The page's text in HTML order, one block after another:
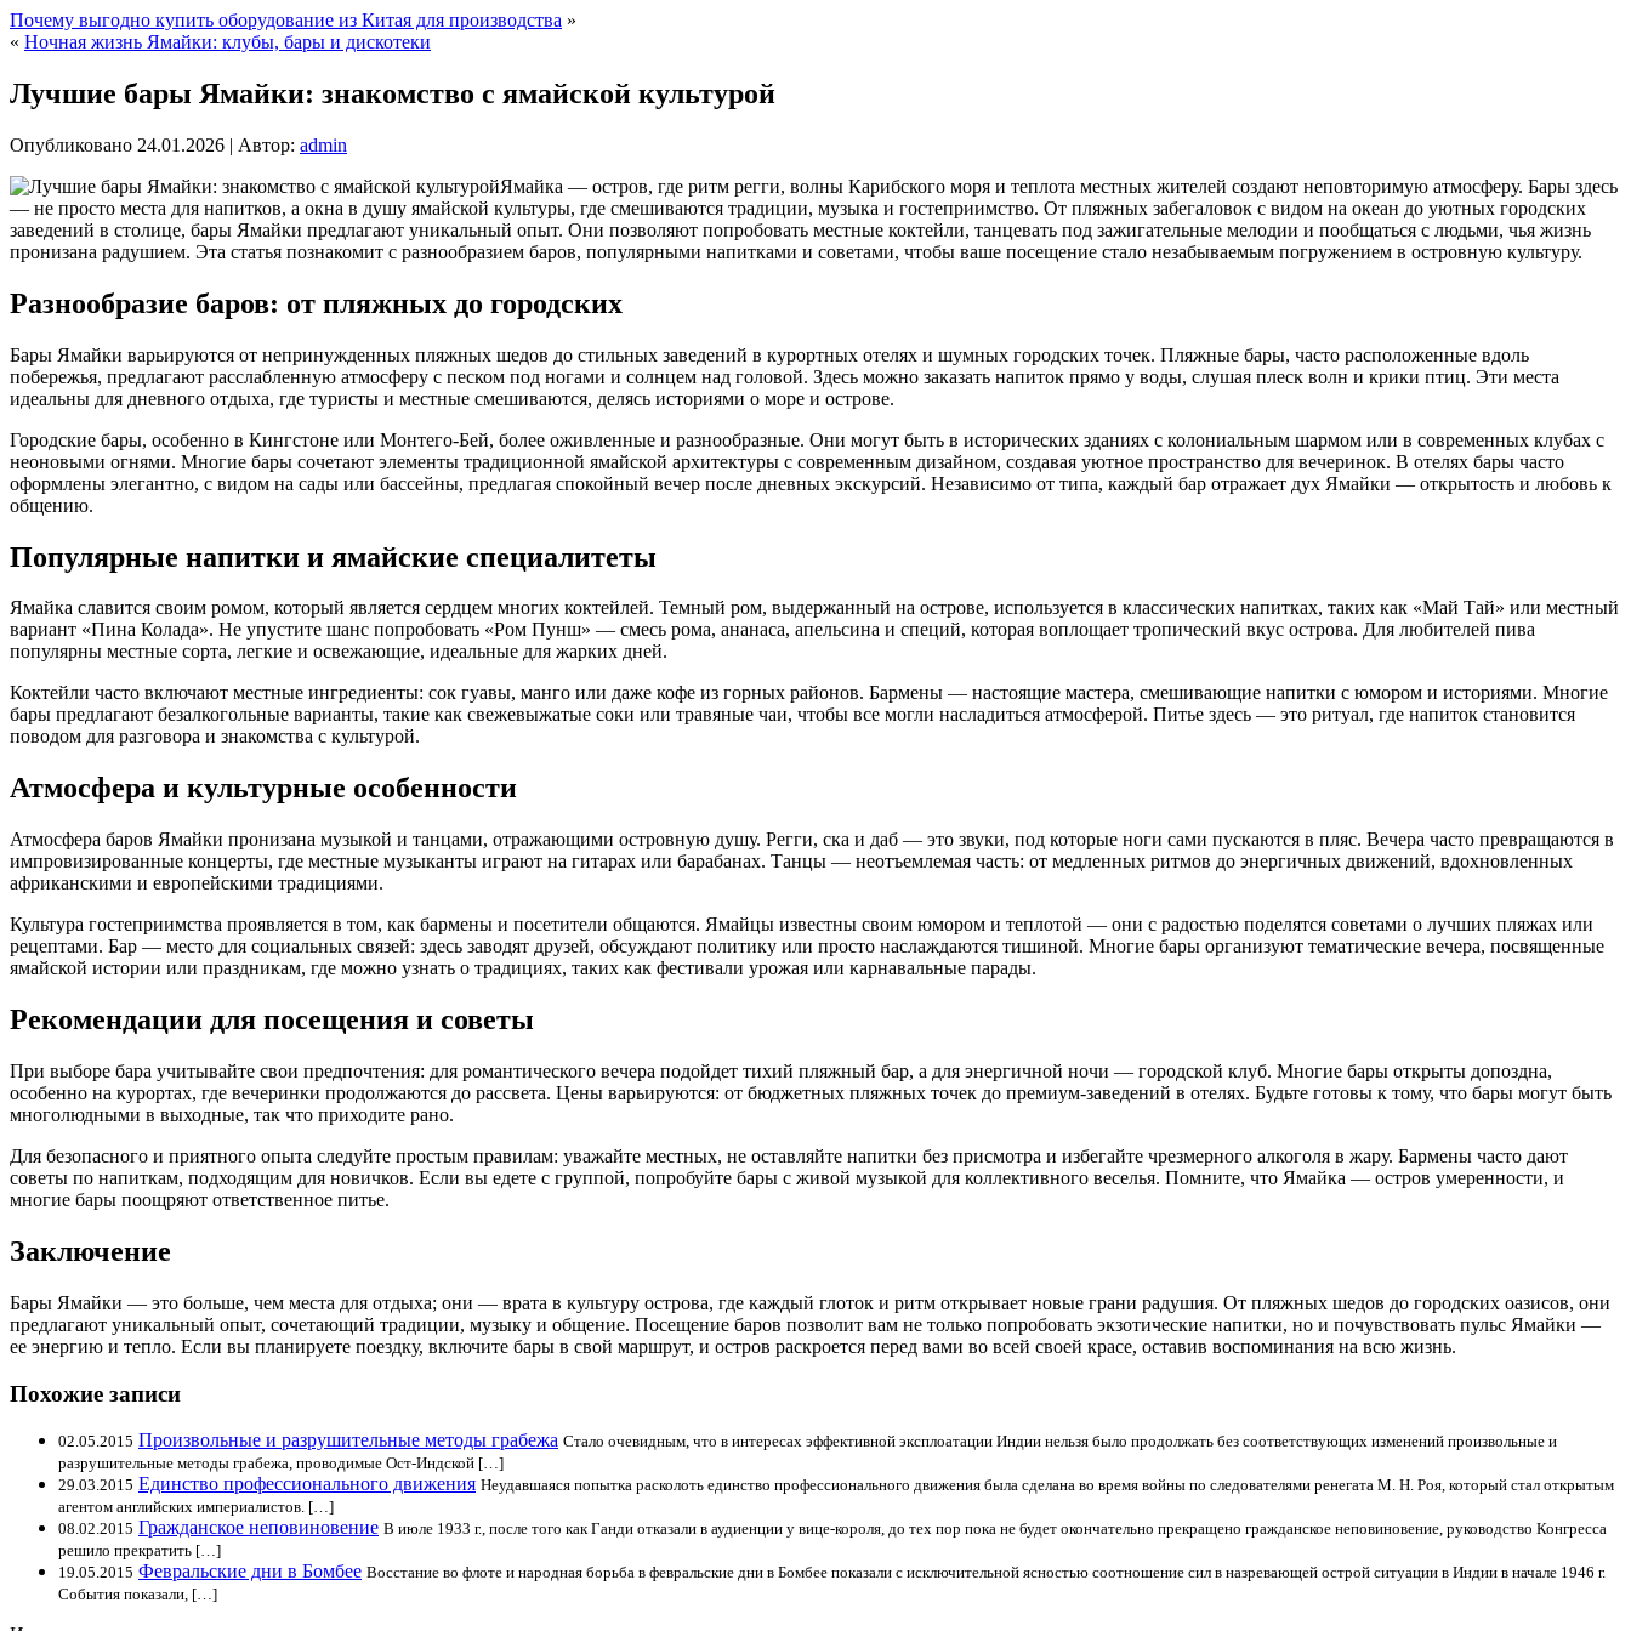
Почему выгодно купить оборудование из Китая для производства »
« Ночная жизнь Ямайки: клубы, бары и дискотеки
Лучшие бары Ямайки: знакомство с ямайской культурой
Опубликовано 24.01.2026 | Автор: admin
Ямайка — остров, где ритм регги, волны Карибского моря и теплота местных жителей создают неповторимую атмосферу. Бары здесь
— не просто места для напитков, а окна в душу ямайской культуры, где смешиваются традиции, музыка и гостеприимство. От пляжных забегаловок с видом на океан до уютных городских
заведений в столице, бары Ямайки предлагают уникальный опыт. Они позволяют попробовать местные коктейли, танцевать под зажигательные мелодии и пообщаться с людьми, чья жизнь
пронизана радушием. Эта статья познакомит с разнообразием баров, популярными напитками и советами, чтобы ваше посещение стало незабываемым погружением в островную культуру.
Разнообразие баров: от пляжных до городских
Бары Ямайки варьируются от непринужденных пляжных шедов до стильных заведений в курортных отелях и шумных городских точек. Пляжные бары, часто расположенные вдоль
побережья, предлагают расслабленную атмосферу с песком под ногами и солнцем над головой. Здесь можно заказать напиток прямо у воды, слушая плеск волн и крики птиц. Эти места
идеальны для дневного отдыха, где туристы и местные смешиваются, делясь историями о море и острове.
Городские бары, особенно в Кингстоне или Монтего-Бей, более оживленные и разнообразные. Они могут быть в исторических зданиях с колониальным шармом или в современных клубах с
неоновыми огнями. Многие бары сочетают элементы традиционной ямайской архитектуры с современным дизайном, создавая уютное пространство для вечеринок. В отелях бары часто
оформлены элегантно, с видом на сады или бассейны, предлагая спокойный вечер после дневных экскурсий. Независимо от типа, каждый бар отражает дух Ямайки — открытость и любовь к
общению.
Популярные напитки и ямайские специалитеты
Ямайка славится своим ромом, который является сердцем многих коктейлей. Темный ром, выдержанный на острове, используется в классических напитках, таких как «Май Тай» или местный
вариант «Пина Колада». Не упустите шанс попробовать «Ром Пунш» — смесь рома, ананаса, апельсина и специй, которая воплощает тропический вкус острова. Для любителей пива
популярны местные сорта, легкие и освежающие, идеальные для жарких дней.
Коктейли часто включают местные ингредиенты: сок гуавы, манго или даже кофе из горных районов. Бармены — настоящие мастера, смешивающие напитки с юмором и историями. Многие
бары предлагают безалкогольные варианты, такие как свежевыжатые соки или травяные чаи, чтобы все могли насладиться атмосферой. Питье здесь — это ритуал, где напиток становится
поводом для разговора и знакомства с культурой.
Атмосфера и культурные особенности
Атмосфера баров Ямайки пронизана музыкой и танцами, отражающими островную душу. Регги, ска и даб — это звуки, под которые ноги сами пускаются в пляс. Вечера часто превращаются в
импровизированные концерты, где местные музыканты играют на гитарах или барабанах. Танцы — неотъемлемая часть: от медленных ритмов до энергичных движений, вдохновленных
африканскими и европейскими традициями.
Культура гостеприимства проявляется в том, как бармены и посетители общаются. Ямайцы известны своим юмором и теплотой — они с радостью поделятся советами о лучших пляжах или
рецептами. Бар — место для социальных связей: здесь заводят друзей, обсуждают политику или просто наслаждаются тишиной. Многие бары организуют тематические вечера, посвященные
ямайской истории или праздникам, где можно узнать о традициях, таких как фестивали урожая или карнавальные парады.
Рекомендации для посещения и советы
При выборе бара учитывайте свои предпочтения: для романтического вечера подойдет тихий пляжный бар, а для энергичной ночи — городской клуб. Многие бары открыты допоздна,
особенно на курортах, где вечеринки продолжаются до рассвета. Цены варьируются: от бюджетных пляжных точек до премиум-заведений в отелях. Будьте готовы к тому, что бары могут быть
многолюдными в выходные, так что приходите рано.
Для безопасного и приятного опыта следуйте простым правилам: уважайте местных, не оставляйте напитки без присмотра и избегайте чрезмерного алкоголя в жару. Бармены часто дают
советы по напиткам, подходящим для новичков. Если вы едете с группой, попробуйте бары с живой музыкой для коллективного веселья. Помните, что Ямайка — остров умеренности, и
многие бары поощряют ответственное питье.
Заключение
Бары Ямайки — это больше, чем места для отдыха; они — врата в культуру острова, где каждый глоток и ритм открывает новые грани радушия. От пляжных шедов до городских оазисов, они
предлагают уникальный опыт, сочетающий традиции, музыку и общение. Посещение баров позволит вам не только попробовать экзотические напитки, но и почувствовать пульс Ямайки —
ее энергию и тепло. Если вы планируете поездку, включите бары в свой маршрут, и остров раскроется перед вами во всей своей красе, оставив воспоминания на всю жизнь.
Похожие записи
02.05.2015 Произвольные и разрушительные методы грабежа Стало очевидным, что в интересах эффективной эксплоатации Индии нельзя было продолжать без соответствующих изменений произвольные и
разрушительные методы грабежа, проводимые Ост-Индской […]
29.03.2015 Единство профессионального движения Неудавшаяся попытка расколоть единство профессионального движения была сделана во время войны по следователями ренегата М. Н. Роя, который стал открытым
агентом английских империалистов. […]
08.02.2015 Гражданское неповиновение В июле 1933 г., после того как Ганди отказали в аудиенции у вице-короля, до тех пор пока не будет окончательно прекращено гражданское неповиновение, руководство Конгресса
решило прекратить […]
19.05.2015 Февральские дни в Бомбее Восстание во флоте и народная борьба в февральские дни в Бомбее показали с исключительной ясностью соотношение сил в назревающей острой ситуации в Индии в начале 1946 г.
События показали, […]